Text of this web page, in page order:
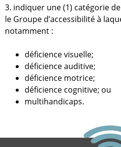
n
-
F
3. indiquer une (1) catégorie
le Groupe d’accessibilité à
notamment :
déficience visuelle;
déficience auditive;
déficience motrice;
déficience cognitive; ou
multihandicaps.